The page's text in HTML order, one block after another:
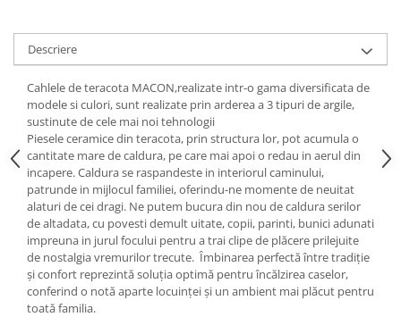
Descriere
Cahlele de teracota MACON,realizate intr-o gama diversificata de
modele si culori, sunt realizate prin arderea a 3 tipuri de argile,
sustinute de cele mai noi tehnologii
Piesele ceramice din teracota, prin structura lor, pot acumula o
cantitate mare de caldura, pe care mai apoi o redau in aerul din
incapere. Caldura se raspandeste in interiorul caminului,
patrunde in mijlocul familiei, oferindu-ne momente de neuitat
alaturi de cei dragi. Ne putem bucura din nou de caldura serilor
de altadata, cu povesti demult uitate, copii, parinti, bunici adunati
impreuna in jurul focului pentru a trai clipe de plăcere prilejuite
de nostalgia vremurilor trecute. Îmbinarea perfectă între tradiţie
şi confort reprezintă soluţia optimă pentru încălzirea caselor,
conferind o notă aparte locuinţei şi un ambient mai plăcut pentru
toată familia.